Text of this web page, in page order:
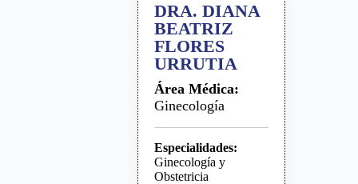
DRA. DIANA
BEATRIZ
FLORES
URRUTIA
Área Médica:
Ginecología
Especialidades:
Ginecología y
Obstetricia